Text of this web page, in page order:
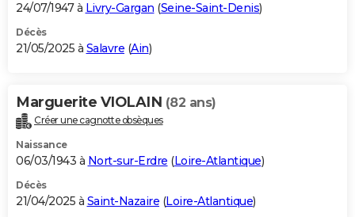
24/07/1947 à Livry-Gargan (Seine-Saint-Denis)
Décès
21/05/2025 à Salavre (Ain)
Marguerite VIOLAIN (82 ans)
Créer une cagnotte obsèques
Naissance
06/03/1943 à Nort-sur-Erdre (Loire-Atlantique)
Décès
21/04/2025 à Saint-Nazaire (Loire-Atlantique)